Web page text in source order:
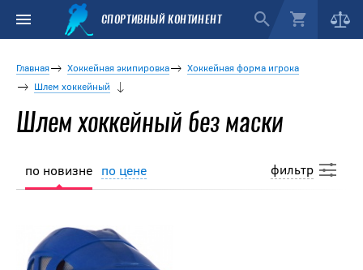
СПОРТИВНЫЙ КОНТИНЕНТ
Главная Хоккейная экипировка
Хоккейная форма игрока
Шлем хоккейный
Шлем хоккейный без маски
фильтр
по новизне по цене